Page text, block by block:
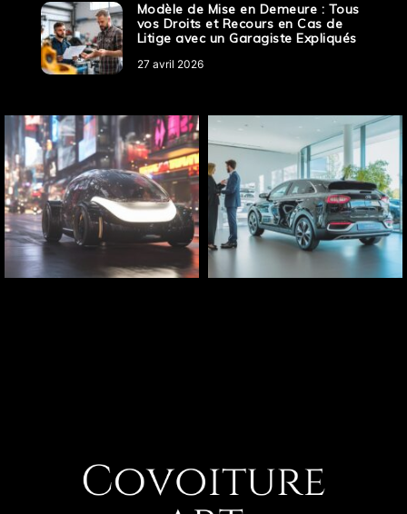
Modèle de Mise en Demeure : Tous
vos Droits et Recours en Cas de
Litige avec un Garagiste Expliqués
27 avril 2026